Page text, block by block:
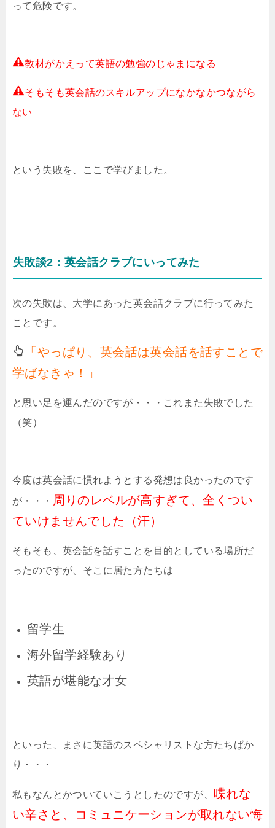
って危険です。
教材がかえって英語の勉強のじゃまになる
そもそも英会話のスキルアップになかなかつながら
ない
という失敗を、ここで学びました。
失敗談2：英会話クラブにいってみた
次の失敗は、大学にあった英会話クラブに行ってみた
ことです。
「やっぱり、英会話は英会話を話すことで
学ばなきゃ！」
と思い足を運んだのですが・・・これまた失敗でした
（笑）
今度は英会話に慣れようとする発想は良かったのです
が・・・ 周りのレベルが高すぎて、全くつい
ていけませんでした（汗）
そもそも、英会話を話すことを目的としている場所だ
ったのですが、そこに居た方たちは
留学生
海外留学経験あり
英語が堪能な才女
といった、まさに英語のスペシャリストな方たちばか
り・・・
私もなんとかついていこうとしたのですが、 喋れな
い辛さと、コミュニケーションが取れない悔